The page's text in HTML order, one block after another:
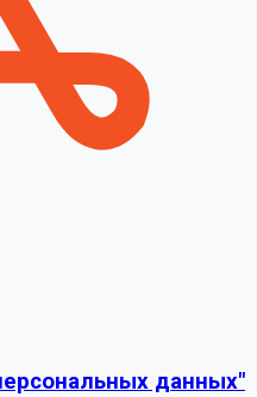
данных"